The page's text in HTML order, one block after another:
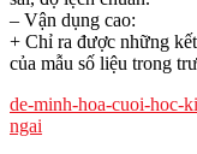
– Vận dụng cao:
+ Chỉ ra được những
của mẫu số liệu trong
de-minh-hoa-cuoi-hoc-
ngai